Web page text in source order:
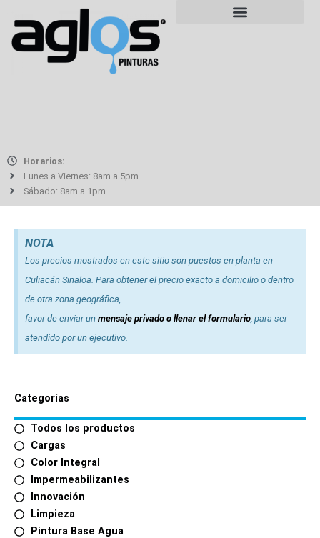
Horarios:
Lunes a Viernes: 8am a 5pm
Sábado: 8am a 1pm
NOTA
Los precios mostrados en este sitio son puestos en planta en
Culiacán Sinaloa. Para obtener el precio exacto a domicilio o dentro
de otra zona geográfica,
favor de enviar un mensaje privado o llenar el formulario, para ser
atendido por un ejecutivo.
Categorías
Todos los productos
Cargas
Color Integral
Impermeabilizantes
Innovación
Limpieza
Pintura Base Agua